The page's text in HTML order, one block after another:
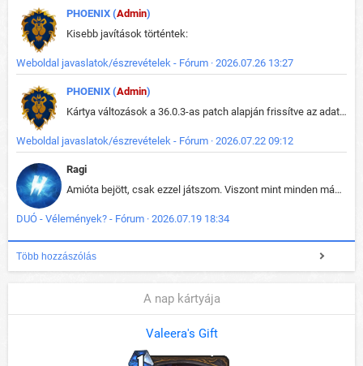
PHOENIX (Admin)
Kisebb javítások történtek:
Weboldal javaslatok/észrevételek - Fórum · 2026.07.26 13:27
PHOENIX (Admin)
Kártya változások a 36.0.3-as patch alapján frissítve az adatbázisban (képek is cserélve).
Weboldal javaslatok/észrevételek - Fórum · 2026.07.22 09:12
Ragi
Amióta bejött, csak ezzel játszom. Viszont mint minden más - akár az alapjáték is, ez is baromira összetett lett. Néha már pár kör után is esélytelen az egész. Vagy irreállisan túltápol valaki, vagy lelép a partner, vagy csak hülye mint a segg. És amikor eljönne az én időm, na akkor jön el mindenki másé is. Engem jobban érdekelne, hogy ki milyen ratingen szokott játszani. Na ez lenne egy érdekes adat.
DUÓ - Vélemények? - Fórum · 2026.07.19 18:34
Több hozzászólás
A nap kártyája
Valeera's Gift